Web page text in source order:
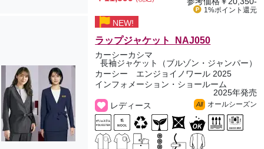
1%ポイント 還元
NEW!
ラップジャケット NAJ050
カーシーカシマ
長袖ジャケット（ブルゾン・ジャンパー）
カーシー エンジョイノワール 2025
インフォメーション・ショールーム
2025年発売
レディース
All オールシーズン